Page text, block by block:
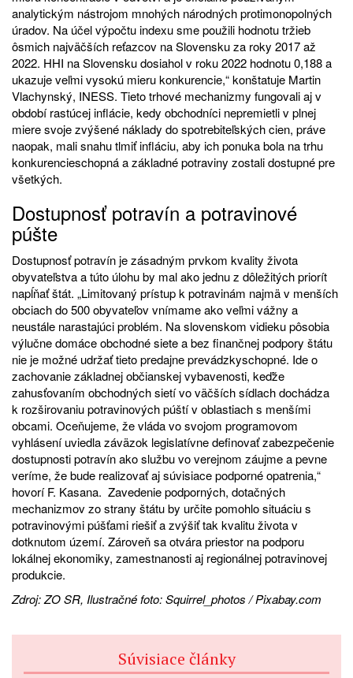
analytickým nástrojom mnohých národných protimonopolných
úradov. Na účel výpočtu indexu sme použili hodnotu tržieb
ôsmich najväčších reťazcov na Slovensku za roky 2017 až
2022. HHI na Slovensku dosiahol v roku 2022 hodnotu 0,188 a
ukazuje veľmi vysokú mieru konkurencie,“ konštatuje Martin
Vlachynský, INESS. Tieto trhové mechanizmy fungovali aj v
období rastúcej inflácie, kedy obchodníci nepremietli v plnej
miere svoje zvýšené náklady do spotrebiteľských cien, práve
naopak, mali snahu tlmiť infláciu, aby ich ponuka bola na trhu
konkurencieschopná a základné potraviny zostali dostupné pre
všetkých.
Dostupnosť potravín a potravinové
púšte
Dostupnosť potravín je zásadným prvkom kvality života
obyvateľstva a túto úlohu by mal ako jednu z dôležitých priorít
napĺňať štát. „Limitovaný prístup k potravinám najmä v menších
obciach do 500 obyvateľov vnímame ako veľmi vážny a
neustále narastajúci problém. Na slovenskom vidieku pôsobia
výlučne domáce obchodné siete a bez finančnej podpory štátu
nie je možné udržať tieto predajne prevádzkyschopné. Ide o
zachovanie základnej občianskej vybavenosti, keďže
zahusťovaním obchodných sietí vo väčších sídlach dochádza
k rozširovaniu potravinových púští v oblastiach s menšími
obcami. Oceňujeme, že vláda vo svojom programovom
vyhlásení uviedla záväzok legislatívne definovať zabezpečenie
dostupnosti potravín ako službu vo verejnom záujme a pevne
veríme, že bude realizovať aj súvisiace podporné opatrenia,“
hovorí F. Kasana. Zavedenie podporných, dotačných
mechanizmov zo strany štátu by určite pomohlo situáciu s
potravinovými púšťami riešiť a zvýšiť tak kvalitu života v
dotknutom území. Zároveň sa otvára priestor na podporu
lokálnej ekonomiky, zamestnanosti aj regionálnej potravinovej
produkcie.
Zdroj: ZO SR, Ilustračné foto: Squirrel_photos / Pixabay.com
Súvisiace články